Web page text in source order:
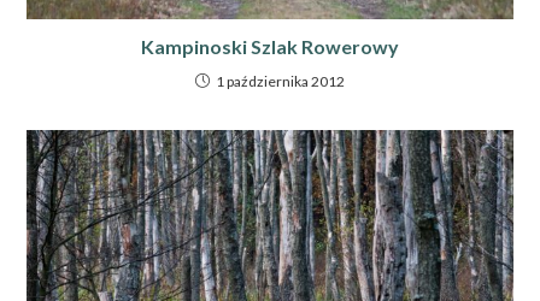
Kampinoski Szlak Rowerowy
1 października 2012